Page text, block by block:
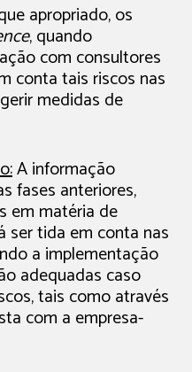
apropriado, os
, quando
com consultores
conta tais riscos nas
medidas de
A informação
fases anteriores,
em matéria de
ser tida em conta nas
a implementação
adequadas caso
tais como através
com a empresa-